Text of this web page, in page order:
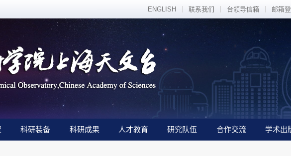
ENGLISH 联系我们 台领导信箱 邮箱
科研装备 科研成果 人才教育 研究队伍 合作交流 学术出